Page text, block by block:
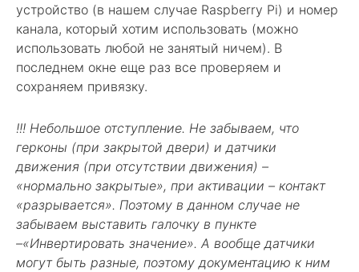
устройство (в нашем случае Raspberry Pi) и номер
канала, который хотим использовать (можно
использовать любой не занятый ничем). В
последнем окне еще раз все проверяем и
сохраняем привязку.
!!! Небольшое отступление. Не забываем, что
герконы (при закрытой двери) и датчики
движения (при отсутствии движения) –
«нормально закрытые», при активации – контакт
«разрывается». Поэтому в данном случае не
забываем выставить галочку в пункте
–«Инвертировать значение». А вообще датчики
могут быть разные, поэтому документацию к ним